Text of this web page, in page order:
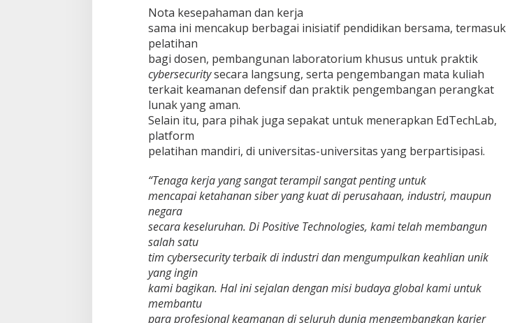
s
i
t
s
d
I
d
n
e
i
a
k
e
Nota kesepahaman dan kerja
sama ini mencakup berbagai inisiatif pendidikan bersama, termasuk
pelatihan
bagi dosen, pembangunan laboratorium khusus untuk praktik
cybersecuritysecara langsung, serta pengembangan mata kuliah
terkait keamanan defensif dan praktik pengembangan perangkat
lunak yang aman.
Selain itu, para pihak juga sepakat untuk menerapkan EdTechLab,
platform
pelatihan mandiri, di universitas-universitas yang berpartisipasi.
“Tenaga kerja yang sangat terampil sangat penting untuk
mencapai ketahanan siber yang kuat di perusahaan, industri, maupun
negara
secara keseluruhan. Di Positive Technologies, kami telah membangun
salah satu
tim cybersecurity terbaik di industri dan mengumpulkan keahlian unik
yang ingin
kami bagikan. Hal ini sejalan dengan misi budaya global kami untuk
membantu
para profesional keamanan di seluruh dunia mengembangkan karier